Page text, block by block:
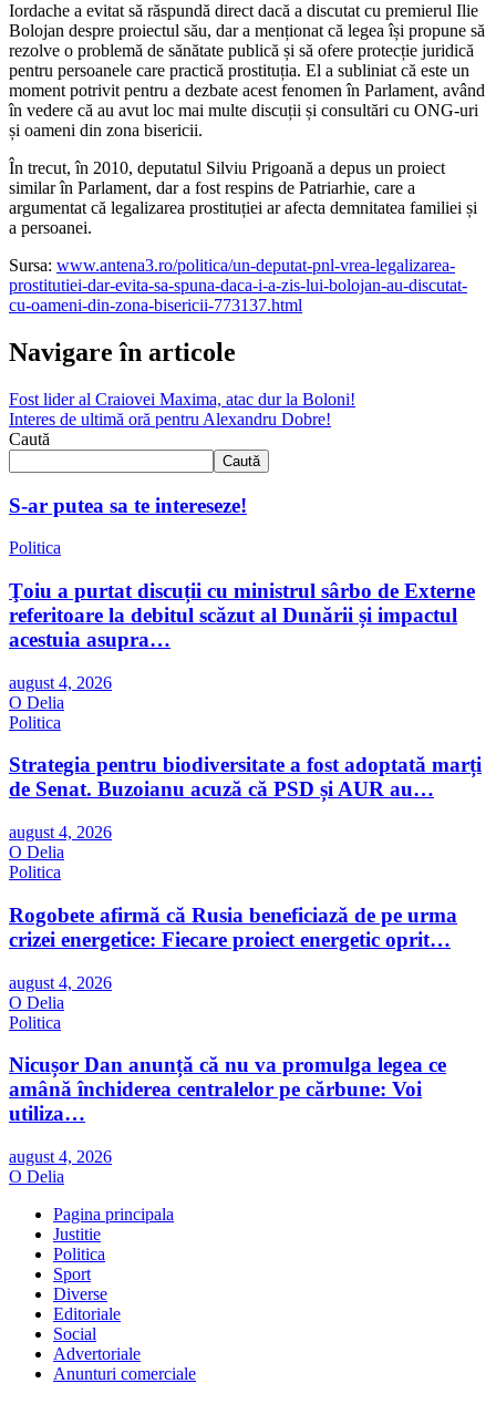
Iordache a evitat să răspundă direct dacă a discutat cu premierul Ilie
Bolojan despre proiectul său, dar a menționat că legea își propune să
rezolve o problemă de sănătate publică și să ofere protecție juridică
pentru persoanele care practică prostituția. El a subliniat că este un
moment potrivit pentru a dezbate acest fenomen în Parlament, având
în vedere că au avut loc mai multe discuții și consultări cu ONG-uri
și oameni din zona bisericii.
În trecut, în 2010, deputatul Silviu Prigoană a depus un proiect
similar în Parlament, dar a fost respins de Patriarhie, care a
argumentat că legalizarea prostituției ar afecta demnitatea familiei și
a persoanei.
Sursa: www.antena3.ro/politica/un-deputat-pnl-vrea-legalizarea-
prostitutiei-dar-evita-sa-spuna-daca-i-a-zis-lui-bolojan-au-discutat-
cu-oameni-din-zona-bisericii-773137.html
Navigare în articole
Fost lider al Craiovei Maxima, atac dur la Boloni!
Interes de ultimă oră pentru Alexandru Dobre!
Caută
Caută
S-ar putea sa te intereseze!
Politica
Ţoiu a purtat discuții cu ministrul sârbo de Externe
referitoare la debitul scăzut al Dunării și impactul
acestuia asupra…
august 4, 2026
O Delia
Politica
Strategia pentru biodiversitate a fost adoptată marți
de Senat. Buzoianu acuză că PSD și AUR au…
august 4, 2026
O Delia
Politica
Rogobete afirmă că Rusia beneficiază de pe urma
crizei energetice: Fiecare proiect energetic oprit…
august 4, 2026
O Delia
Politica
Nicușor Dan anunță că nu va promulga legea ce
amână închiderea centralelor pe cărbune: Voi
utiliza…
august 4, 2026
O Delia
Pagina principala
Justitie
Politica
Sport
Diverse
Editoriale
Social
Advertoriale
Anunturi comerciale